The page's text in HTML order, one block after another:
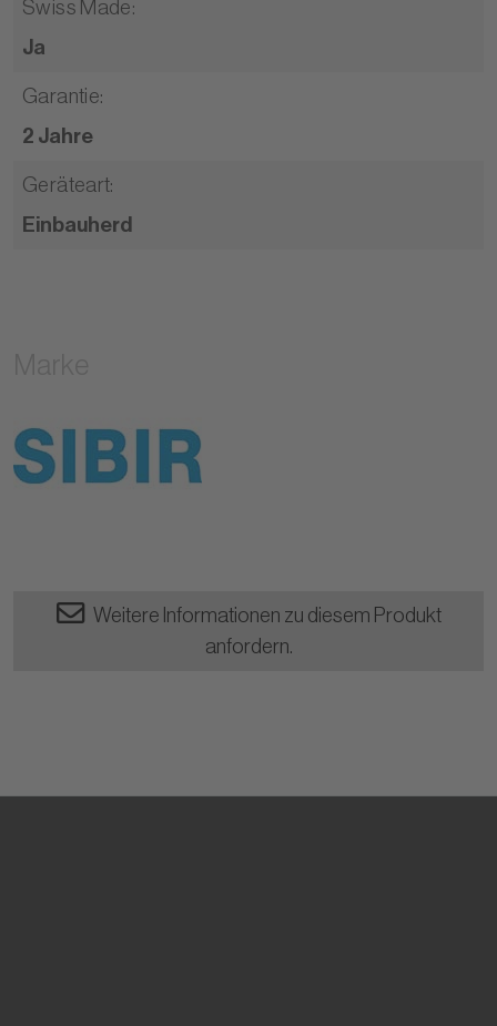
Swiss Made:
Ja
Garantie:
2 Jahre
Geräteart:
Einbauherd
Weitere Informationen zu diesem Produkt
anfordern.